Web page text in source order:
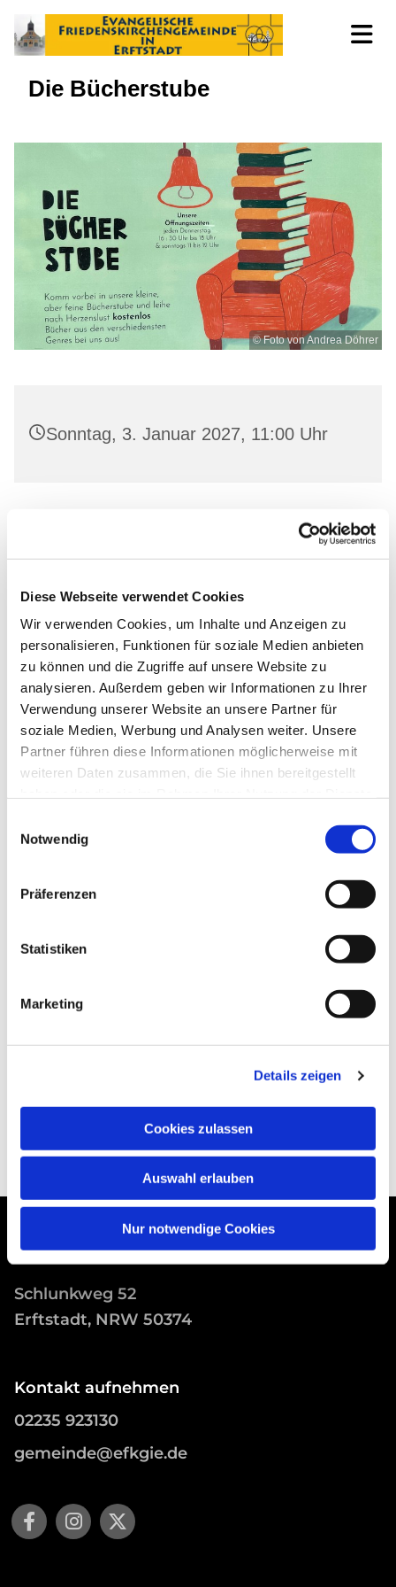
Diese Webseite verwendet Cookies
Wir verwenden Cookies, um Inhalte und Anzeigen zu
personalisieren, Funktionen für soziale Medien anbieten
zu können und die Zugriffe auf unsere Website zu
analysieren. Außerdem geben wir Informationen zu Ihrer
Verwendung unserer Website an unsere Partner für
soziale Medien, Werbung und Analysen weiter. Unsere
Partner führen diese Informationen möglicherweise mit
weiteren Daten zusammen, die Sie ihnen bereitgestellt
Notwendig
Präferenzen
Statistiken
Marketing
Details zeigen
Cookies zulassen
Auswahl erlauben
Nur notwendige Cookies
Die Bücherstube
© Foto von Andrea Döhrer
Sonntag, 3. Januar 2027, 11:00 Uhr
Leihen Sie in freundlicher Atmosphäre aktuelle
Dies könnte Sie auch
interessieren
Schlunkweg 52
Erftstadt, NRW 50374
Kontakt aufnehmen
02235 923130
gemeinde@efkgie.de